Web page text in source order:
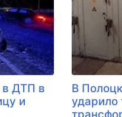
в ДТП в
и
В
ударило